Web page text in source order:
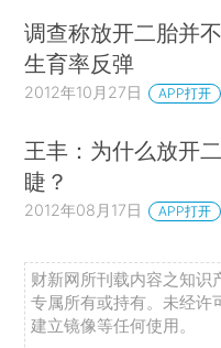
调查称放开二胎并
生育率反弹
2012年10月27日 APP打开
王丰：为什么放开
睫？
2012年08月17日 APP打开
财新网所刊载内容之知识
专属所有或持有。未经许
建立镜像等任何使用。